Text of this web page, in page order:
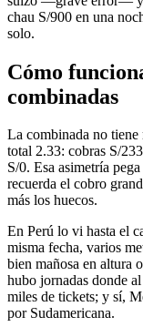
chau S/900 en una
solo.
Cómo
combinadas
La combinada no
total 2.33: cobras S/
S/0. Esa asimetría
recuerda el cobro
más los huecos.
En Perú lo vi hasta el
misma fecha, varios
bien mañosa en altura
hubo jornadas donde
miles de tickets; y sí,
por Sudamericana.